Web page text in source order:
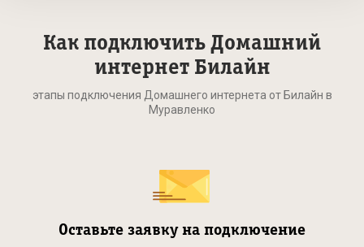
Как подключить Домашний
интернет Билайн
этапы подключения Домашнего интернета от Билайн в
Муравленко
Оставьте заявку на подключение